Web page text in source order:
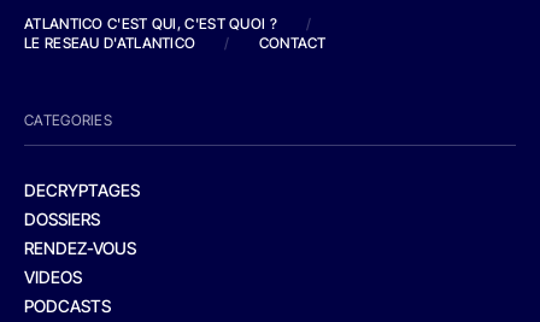
ATLANTICO C'EST QUI, C'EST QUOI ?
/
LE RESEAU D'ATLANTICO
/ CONTACT
CATEGORIES
DECRYPTAGES
DOSSIERS
RENDEZ-VOUS
VIDEOS
PODCASTS